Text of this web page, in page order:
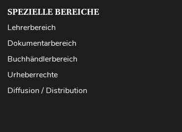
SPEZIELLE BEREICHE
Lehrerbereich
Dokumentarbereich
Buchhändlerbereich
Urheberrechte
Diffusion / Distribution